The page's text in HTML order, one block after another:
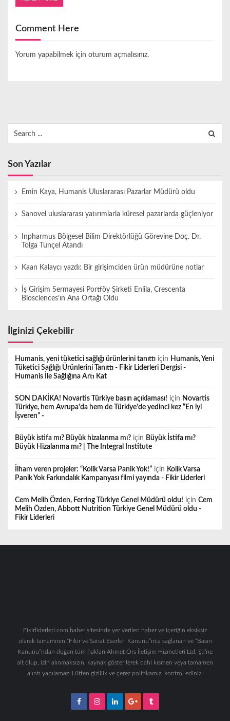
Comment Here
Yorum yapabilmek için oturum açmalısınız.
for:
Son Yazılar
Emin Kaya, Humanis Uluslararası Pazarlar Müdürü oldu
Sanovel uluslararası yatırımlarla küresel pazarlarda güçleniyor
Inpharmus Bölgesel Bilim Direktörlüğü Görevine Doç. Dr.
Tolga Tunçel Atandı
Kaan Kalaycı yazdı: Bir girişimciden ürün müdürüne notlar
İş Girişim Sermayesi Portföy Şirketi Enlila, Crescenta
Biosciences’ın Ana Ortağı Oldu
İlginizi Çekebilir
Humanis, yeni tüketici sağlığı ürünlerini tanıttı için Humanis, Yeni
Tüketici Sağlığı Ürünlerini Tanıttı - Fikir Liderleri Dergisi -
Humanis İle Sağlığına Artı Kat
SON DAKİKA! Novartis Türkiye basın açıklaması! için Novartis
Türkiye, hem Avrupa'da hem de Türkiye'de yedinci kez “En iyi
İşveren” -
Büyük istifa mı? Büyük hizalanma mı? için Büyük İstifa mı?
Büyük Hizalanma mı? | The Integral Institute
İlham veren projeler: “Kolik Varsa Panik Yok!” için Kolik Varsa
Panik Yok Farkındalık Kampanyası filmi yayında - Fikir Liderleri
Cem Melih Özden, Ferring Türkiye Genel Müdürü oldu! için Cem
Melih Özden, Abbott Nutrition Türkiye Genel Müdürü oldu -
Fikir Liderleri
Fikirliderleri.com haber sitesinde yer verilen haber ve içeriğin eksiksiz
olarak tamamının “Fikir ve Sanat Eserleri Kanunu”nca sağlanan ve “Basın
Kanunu”ndan doğan tüm hakları Ahmet Örs İletişim Hizmetleri Ltd. Şti’ne
ait olup, izin alınmaksızın, kaynak gösterilerek dahi kısmen veya tamamen
alıntı yapılamaz. Lütfen gizlilik ve çerez politikamızı kontrol ediniz.